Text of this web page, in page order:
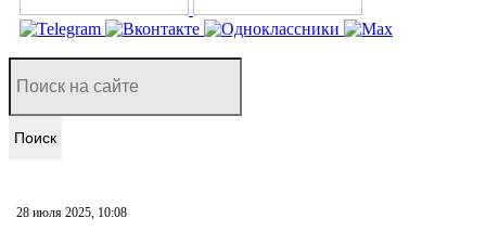
Поиск
28 июля 2025, 10:08